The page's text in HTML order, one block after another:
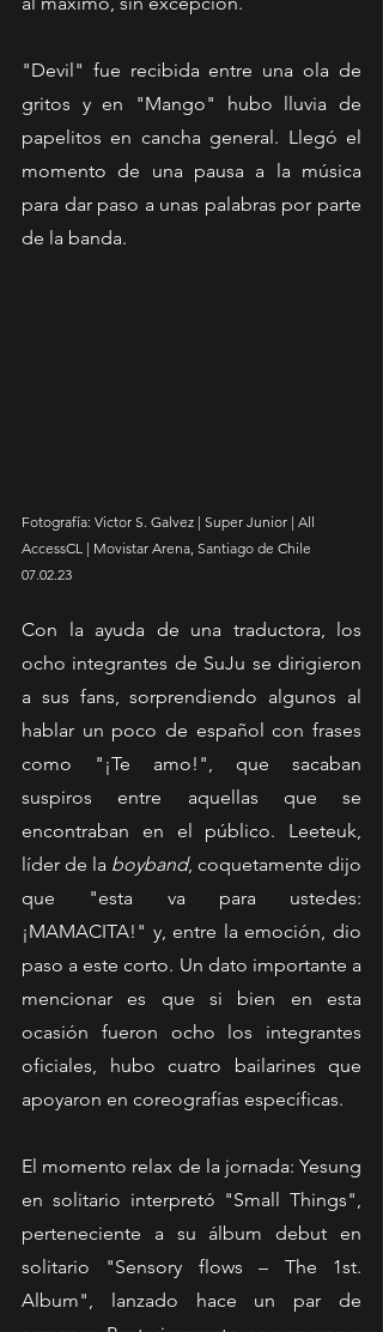
"Devil" fue recibida entre una ola de
gritos y en "Mango" hubo lluvia de
papelitos en cancha general. Llegó el
momento de una pausa a la música
para dar paso a unas palabras por parte
de la banda.
Fotografía: Victor S. Galvez | Super Junior | All
AccessCL | Movistar Arena, Santiago de Chile
07.02.23
Con la ayuda de una traductora, los
ocho integrantes de SuJu se dirigieron
a sus fans, sorprendiendo algunos al
hablar un poco de español con frases
como "¡Te amo!", que sacaban
suspiros entre aquellas que se
encontraban en el público. Leeteuk,
líder de la boyband, coquetamente dijo
que "esta va para ustedes:
¡MAMACITA!" y, entre la emoción, dio
paso a este corto. Un dato importante a
mencionar es que si bien en esta
ocasión fueron ocho los integrantes
oficiales, hubo cuatro bailarines que
apoyaron en coreografías específicas.
El momento relax de la jornada: Yesung
en solitario interpretó "Small Things",
perteneciente a su álbum debut en
solitario "Sensory flows – The 1st.
Album", lanzado hace un par de